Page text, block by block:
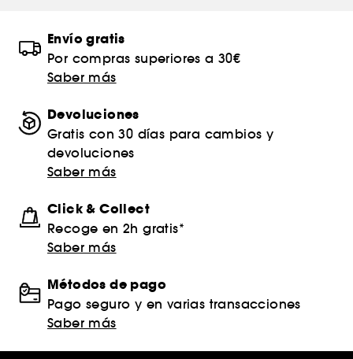
Envío gratis
Por compras superiores a 30€
Saber más
Devoluciones
Gratis con 30 días para cambios y
devoluciones
Saber más
Click & Collect
Recoge en 2h gratis*
Saber más
Métodos de pago
Pago seguro y en varias transacciones
Saber más